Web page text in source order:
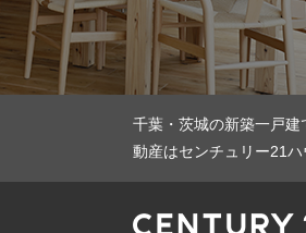
千葉・茨城の新築一戸
動産はセンチュリー21